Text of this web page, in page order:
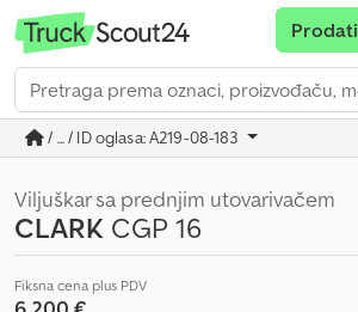
Prodati
/ ... / ID oglasa: A219-08-183
Viljuškar sa prednjim utovarivačem
CLARK CGP 16
Fiksna cena plus PDV